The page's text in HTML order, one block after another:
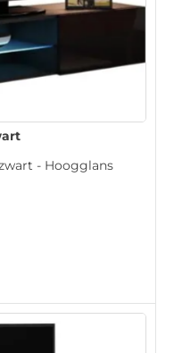
- Hoogglans